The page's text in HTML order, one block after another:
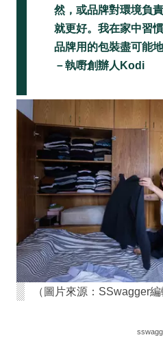
然，或品牌對環境負
就更好。我在家中習
品牌用的包裝盡可能
－執嘢創辦人Kodi
（圖片來源：SSwagger編